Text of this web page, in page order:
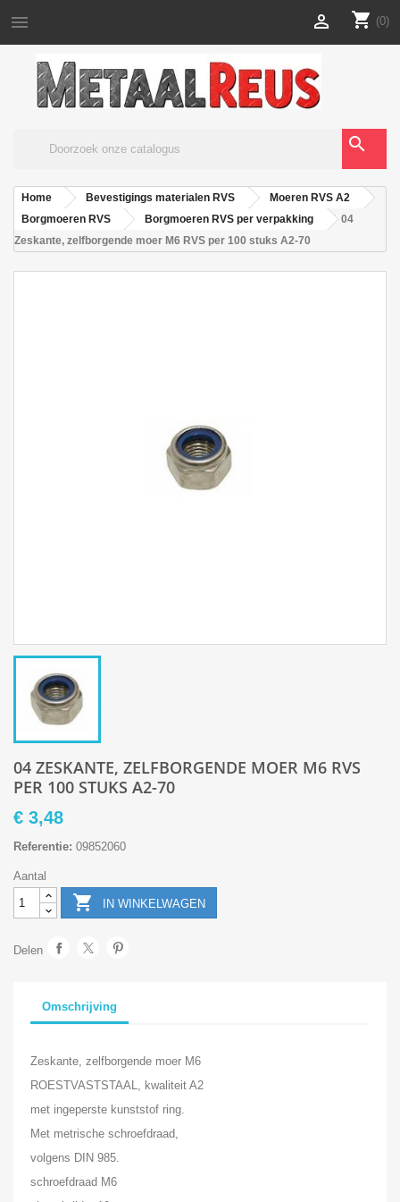
 shopping_cart (0)

search
Home Bevestigings materialen RVS
Moeren RVS A2
Borgmoeren RVS
Borgmoeren RVS per verpakking
04
Zeskante, zelfborgende moer M6 RVS per 100 stuks A2-70
04 ZESKANTE, ZELFBORGENDE MOER M6 RVS
PER 100 STUKS A2-70
€ 3,48
Referentie: 09852060
Aantal
 IN WINKELWAGEN
Delen
Omschrijving
Zeskante, zelfborgende moer M6
ROESTVASTSTAAL, kwaliteit A2
met ingeperste kunststof ring.
Met metrische schroefdraad,
volgens DIN 985.
schroefdraad M6